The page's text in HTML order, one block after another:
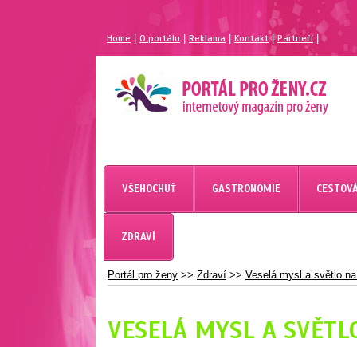
Home |O portálu Reklama Kontakt| Partneří
MAGAZÍN PRO ŽENY
PORTÁL PRO ŽENY.CZ
VŠEHOCHUŤ GASTRONOMIE
ZDRAVÍ
Portál pro ženy >> Zdraví >> Veselá mysl a světlo
VESELÁ MYSL A